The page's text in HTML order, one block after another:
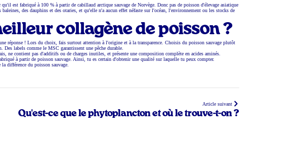
qu'il est fabriqué à 100 % à partir de cabillaud arctique sauvage de Norvège. Donc pas de poisson d'élevage asiatique
des dauphins et des otaries, et qu'elle n'a aucun effet néfaste sur l'océan, l'environnement ou les stocks de
collagène de poisson ?
réponse ! Lors du choix, fais surtout attention à l'origine et à la transparence. Choisis du poisson sauvage plutôt
labels comme le MSC garantissent une pêche durable.
ne contient pas d'additifs ou de charges inutiles, et présente une composition complète en acides aminés.
à partir de poisson sauvage. Ainsi, tu es certain d'obtenir une qualité sur laquelle tu peux compter.
différence du poisson sauvage.
Article suivant
Qu'est-ce que le phytoplancton et où le trouve-t-on ?